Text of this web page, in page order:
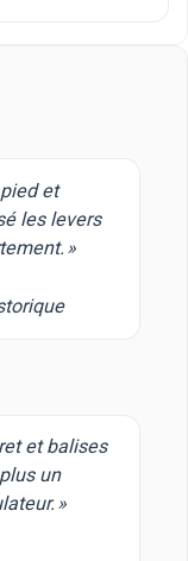
et
les levers
»
et balises
un
»